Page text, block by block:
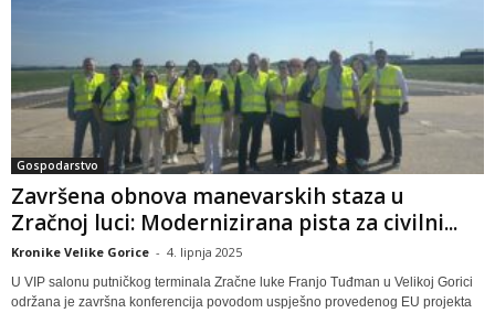
Gospodarstvo
Završena obnova manevarskih staza u
Zračnoj luci: Modernizirana pista za civilni...
Kronike Velike Gorice - 4. lipnja 2025
U VIP salonu putničkog terminala Zračne luke Franjo Tuđman u Velikoj Gorici
održana je završna konferencija povodom uspješno provedenog EU projekta